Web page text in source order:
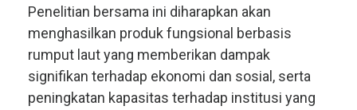
Penelitian bersama ini diharapkan akan
menghasilkan produk fungsional berbasis
rumput laut yang memberikan dampak
signifikan terhadap ekonomi dan sosial, serta
peningkatan kapasitas terhadap institusi yang